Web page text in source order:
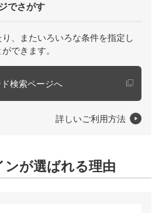
でさがす
、またいろいろな条件を指定し
できます。
検索ページへ
詳しいご利用方法
ンが選ばれる理由